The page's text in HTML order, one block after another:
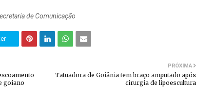
de Comunicação
PRÓXIMA
Tatuadora de Goiânia tem braço amputado após
cirurgia de lipoescultura
goiano